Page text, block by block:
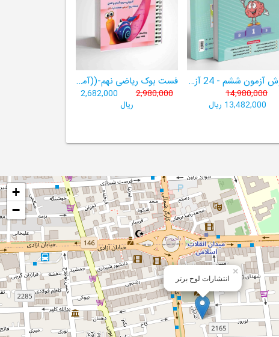
هوش آزمون ششم - 24 آزمون شبیه ساز تیزهوشان
14,980,000
13,482,000 ریال
فست بوک ریاضی نهم-((آموزش سریع، آسان و کامل ریاضی پایۀ نهم))
2,980,000
2,682,000
ریال
انتشارات لوح برتر
×
+
−